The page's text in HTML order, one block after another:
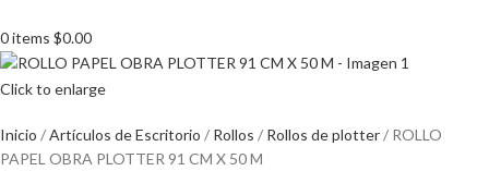
0items $0.00
Click to enlarge
Inicio Artículos de Escritorio Rollos Rollos de plotter
ROLLO
PAPEL OBRA PLOTTER 91 CM X 50 M